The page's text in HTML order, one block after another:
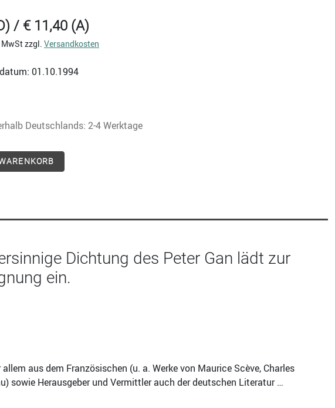
/ € 11,40 (A)
zzgl. Versandkosten
01.10.1994
Deutschlands: 2-4 Werktage
Dichtung des Peter Gan lädt zur
ein.
aus dem Französischen (u. a. Werke von Maurice Scève, Charles
sowie Herausgeber und Vermittler auch der deutschen Literatur …